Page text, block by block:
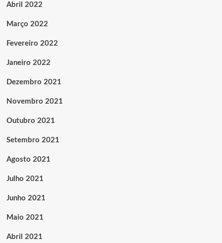
Abril 2022
Março 2022
Fevereiro 2022
Janeiro 2022
Dezembro 2021
Novembro 2021
Outubro 2021
Setembro 2021
Agosto 2021
Julho 2021
Junho 2021
Maio 2021
Abril 2021